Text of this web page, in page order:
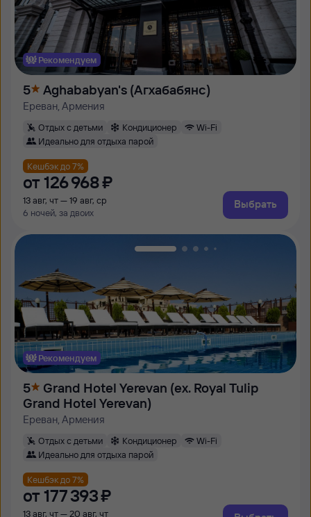
Рекомендуем
5 Aghababyan's (Агхабабянс)
Ереван, Армения
Отдых с детьми Кондиционер
Wi-Fi
Идеально для отдыха парой
Кешбэк до 7%
от 126 ⁠968 ⁠₽
13 авг, чт — 19 авг, ср
6 ночей, за двоих
Выбрать
Рекомендуем
5
Grand Hotel Yerevan (ex. Royal Tulip
Grand Hotel Yerevan)
Ереван, Армения
Отдых с детьми Кондиционер
Wi-Fi
Идеально для отдыха парой
Кешбэк до 7%
от 177 ⁠393 ⁠₽
13 авг, чт — 20 авг, чт